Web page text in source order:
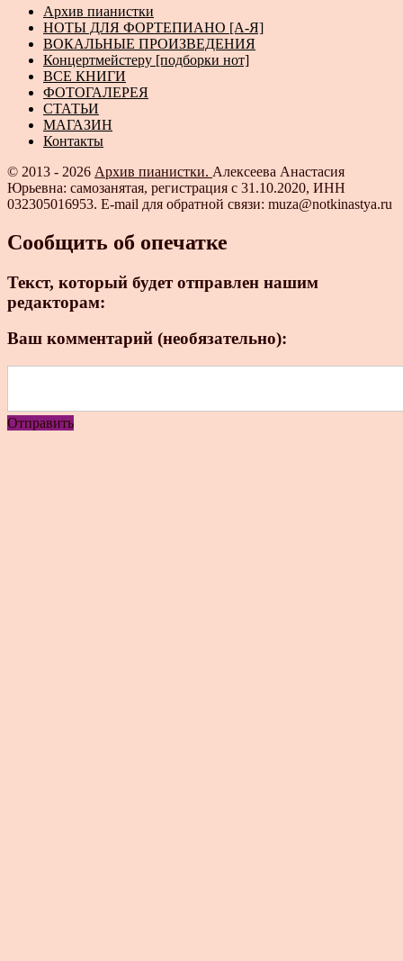
Архив пианистки
НОТЫ ДЛЯ ФОРТЕПИАНО [А-Я]
ВОКАЛЬНЫЕ ПРОИЗВЕДЕНИЯ
Концертмейстеру [подборки нот]
ВСЕ КНИГИ
ФОТОГАЛЕРЕЯ
СТАТЬИ
МАГАЗИН
Контакты
© 2013 - 2026 Архив пианистки. Алексеева Анастасия
Юрьевна: самозанятая, регистрация с 31.10.2020, ИНН
032305016953. E-mail для обратной связи: muza@notkinastya.ru
Сообщить об опечатке
Текст, который будет отправлен нашим
редакторам:
Ваш комментарий (необязательно):
Отправить